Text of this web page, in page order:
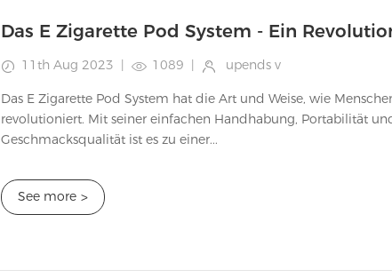
11th Aug 2023 | 1089 | upends v
Das E Zigarette Pod System hat die Art und Weise, wie
revolutioniert. Mit seiner einfachen Handhabung, Portabilität
Geschmacksqualität ist es zu einer...
See more >